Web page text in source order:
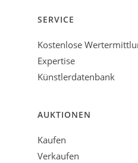
SERVICE
Kostenlose
Expertise
Künstlerdatenbank
AUKTIONEN
Kaufen
Verkaufen